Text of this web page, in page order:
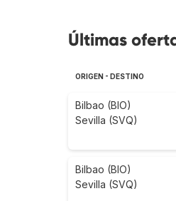
Últimas
ORIGEN - DESTINO
Bilbao (BIO)
Sevilla (SVQ)
Bilbao (BIO)
Sevilla (SVQ)